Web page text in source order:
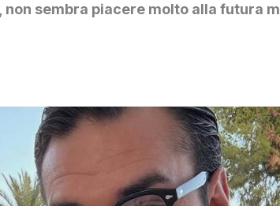
non sembra piacere molto alla futura